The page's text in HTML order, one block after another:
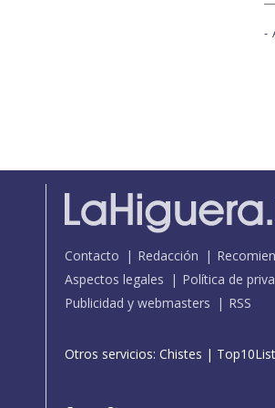
Contacto Redacción
Aspectos legales
Política de
Publicidad y webmasters
RSS
Otros servicios: Chistes |